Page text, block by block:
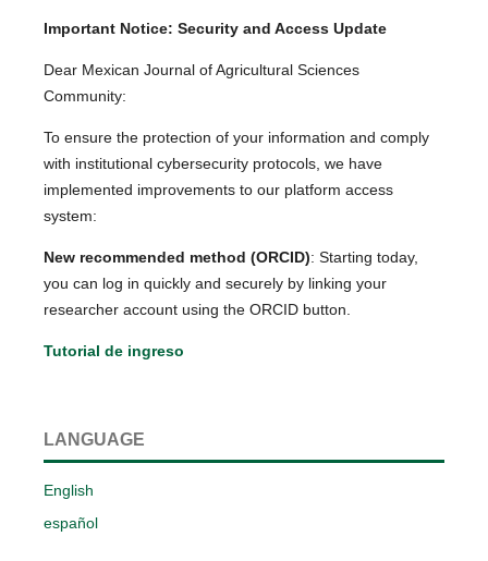
Important Notice: Security and Access Update
Dear Mexican Journal of Agricultural Sciences
Community:
To ensure the protection of your information and comply
with institutional cybersecurity protocols, we have
implemented improvements to our platform access
system:
New recommended method (ORCID): Starting today,
you can log in quickly and securely by linking your
researcher account using the ORCID button.
Tutorial de ingreso
LANGUAGE
English
español